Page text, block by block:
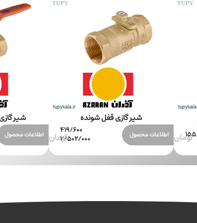
شیر گازی قفل شونده
اطلاعات محصول
شیر
اطلاعات محصول